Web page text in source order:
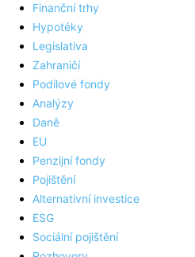
Finanční trhy
Hypotéky
Legislativa
Zahraničí
Podílové fondy
Analýzy
Daně
EU
Penzijní fondy
Pojištění
Alternativní investice
ESG
Sociální pojištění